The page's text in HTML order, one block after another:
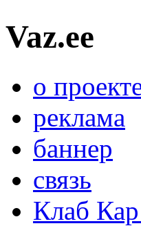
Vaz.ee
о
реклама
баннер
связь
Клаб